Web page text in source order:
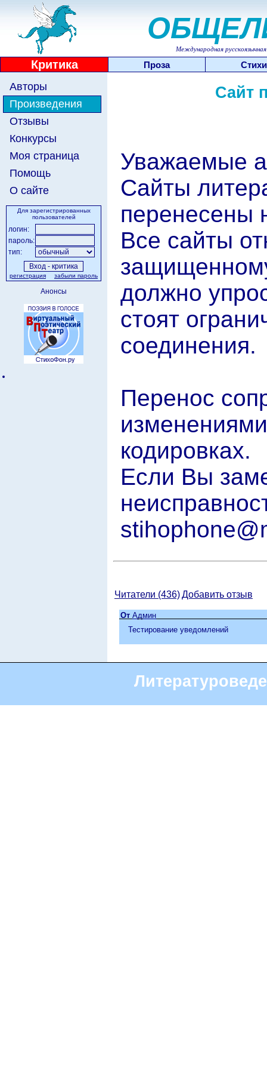
Международная
Критика Проза Стихи
Авторы
Произведения
Отзывы
Конкурсы
Моя страница
Помощь
О сайте
Для зарегистрированных
пользователей
логин:
пароль:
тип:
регистрация забыли пароль
Анонсы
Сайт
Уважаемые
Сайты
перенесены
Все сайты
должно
стоят
соединения.
Перенос
кодировках.
Если Вы
Читатели (436)Добавить отзыв
От Админ
Тестирование уведомлений